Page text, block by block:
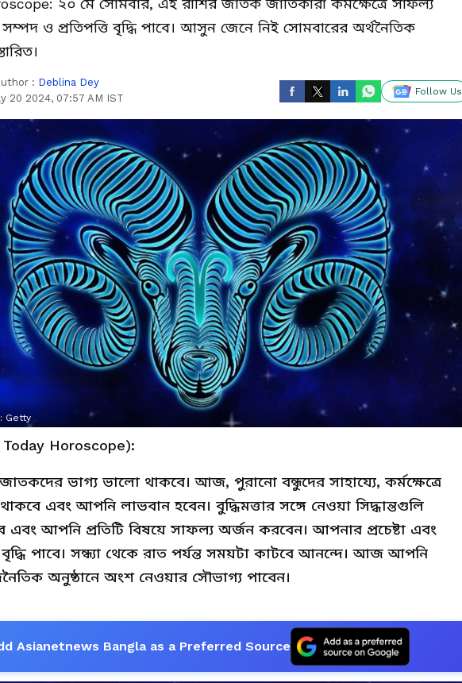
২০ মে সোমবার, এই রাশির জাতক জাতিকারা কর্মক্ষেত্রে সাফল্য
ও প্রতিপত্তি বৃদ্ধি পাবে। আসুন জেনে নিই সোমবারের অর্থনৈতিক
: Deblina Dey
20 2024, 07:57 AM IST
Follow Us
Getty
Horoscope):
ভাগ্য ভালো থাকবে। আজ, পুরানো বন্ধুদের সাহায্যে, কর্মক্ষেত্রে
এবং আপনি লাভবান হবেন। বুদ্ধিমত্তার সঙ্গে নেওয়া সিদ্ধান্তগুলি
এবং আপনি প্রতিটি বিষয়ে সাফল্য অর্জন করবেন। আপনার প্রচেষ্টা এবং
বৃদ্ধি পাবে। সন্ধ্যা থেকে রাত পর্যন্ত সময়টা কাটবে আনন্দে। আজ আপনি
অনুষ্ঠানে অংশ নেওয়ার সৌভাগ্য পাবেন।
Asianetnews Bangla as a Preferred Source